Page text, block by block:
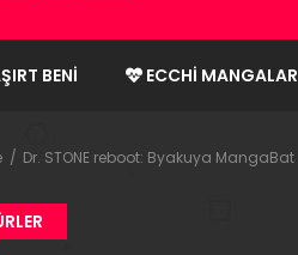
BENI ECCHI MANGALAR
Dr. STONE reboot: Byakuya MangaBat